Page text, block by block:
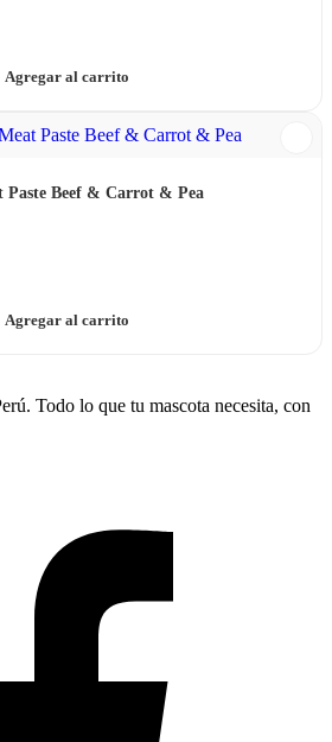
Agregar al carrito
Paste Beef & Carrot & Pea
Agregar al carrito
Todo lo que tu mascota necesita, con